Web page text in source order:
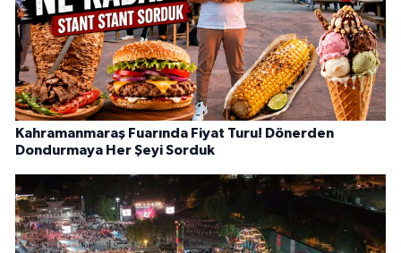
Kahramanmaraş Fuarında Fiyat Turu! Dönerden
Dondurmaya Her Şeyi Sorduk